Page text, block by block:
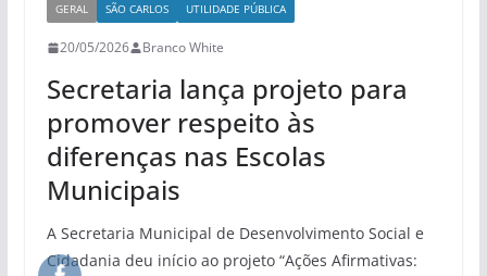
GERAL SÃO CARLOS UTILIDADE PÚBLICA
20/05/2026 Branco White
Secretaria lança projeto para
promover respeito às
diferenças nas Escolas
Municipais
A Secretaria Municipal de Desenvolvimento Social e
Cidadania deu início ao projeto “Ações Afirmativas: